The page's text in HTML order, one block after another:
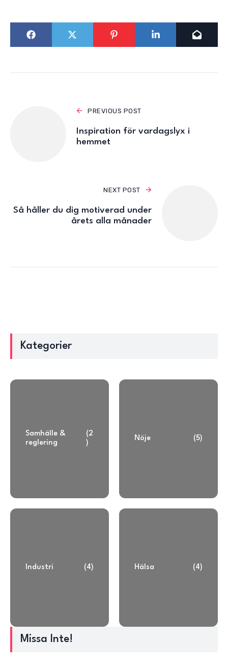
PREVIOUS POST
Inspiration för vardagslyx i
hemmet
NEXT POST
Så håller du dig motiverad under
årets alla månader
Kategorier
Samhälle &
reglering
(2
)
Nöje (5)
Industri (4) Hälsa (4)
Missa Inte!